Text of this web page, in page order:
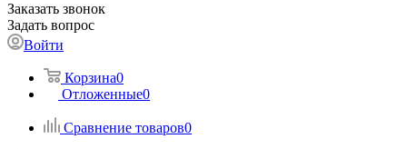
Заказать звонок
Задать вопрос
Войти
Корзина0
Отложенные0
Сравнение товаров0